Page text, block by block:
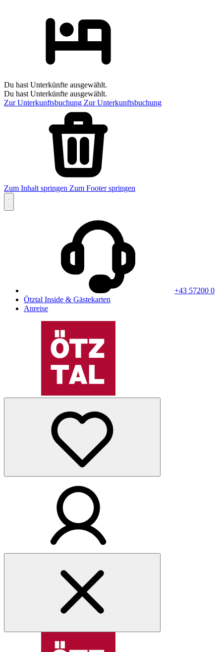
Du hast Unterkünfte ausgewählt.
Du hast Unterkünfte ausgewählt.
Zur Unterkunftsbuchung Zur Unterkunftsbuchung
Zum Inhalt springen Zum Footer springen
+43 57200 0
Ötztal Inside & Gästekarten
Anreise